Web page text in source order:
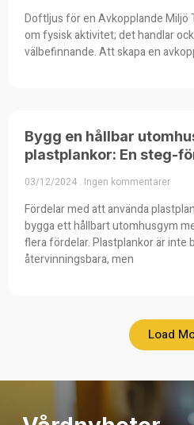
Doftljus för en Avkopplande Miljö
om fysisk aktivitet; det handlar
välbefinnande. Att skapa en
Bygg en hållbar
plastplankor: En steg-
03/12/2024 Ingen kommentarer
Fördelar med att använda
bygga ett hållbart utomhusgym
flera fördelar. Plastplankor är inte
återvinningsbara, men
Load